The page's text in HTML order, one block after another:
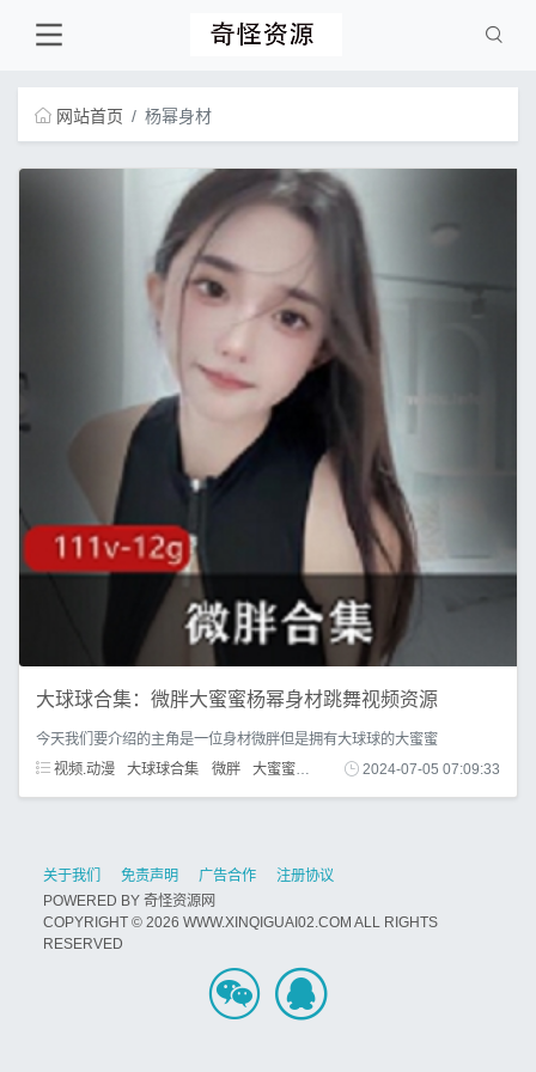
网站首页 杨幂身材
大球球合集：微胖大蜜蜜杨幂身材跳舞视频资源
今天我们要介绍的主角是一位身材微胖但是拥有大球球的大蜜蜜
视频.动漫
大球球合集 微胖 大蜜蜜 杨幂身材 颜值
2024-07-05 07:09:33
关于我们 免责声明 广告合作
注册协议
POWERED BY 奇怪资源网
COPYRIGHT © 2026 WWW.XINQIGUAI02.COM ALL RIGHTS
RESERVED